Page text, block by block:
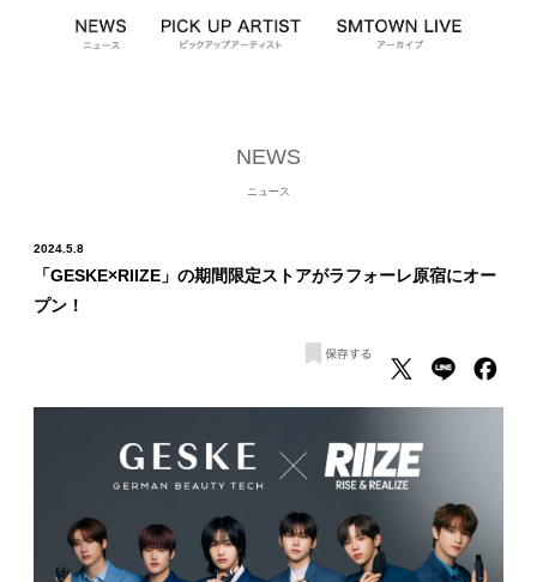
NEWS
ニュース
2024.5.8
「GESKE×RIIZE」の期間限定ストアがラフォーレ原宿にオー
プン！